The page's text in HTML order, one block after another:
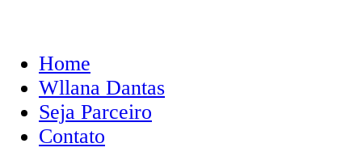
Home
Wllana Dantas
Seja Parceiro
Contato